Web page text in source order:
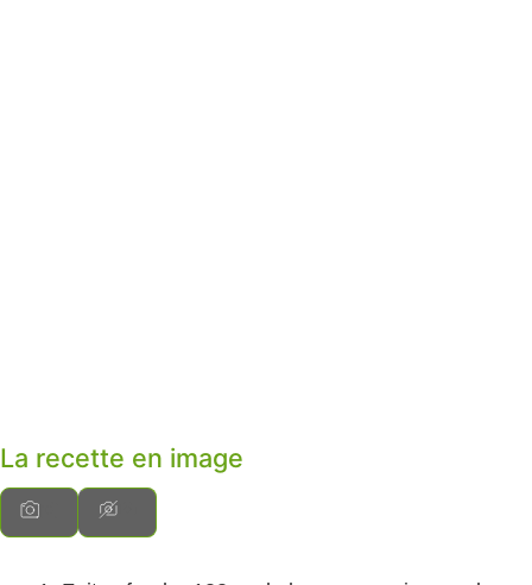
La recette en image